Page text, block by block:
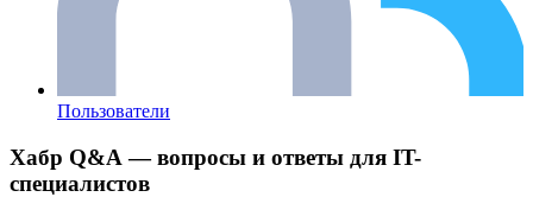
Пользователи
Хабр Q&A — вопросы и ответы для IT-
специалистов